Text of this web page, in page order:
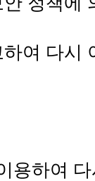
여 다시
용하여